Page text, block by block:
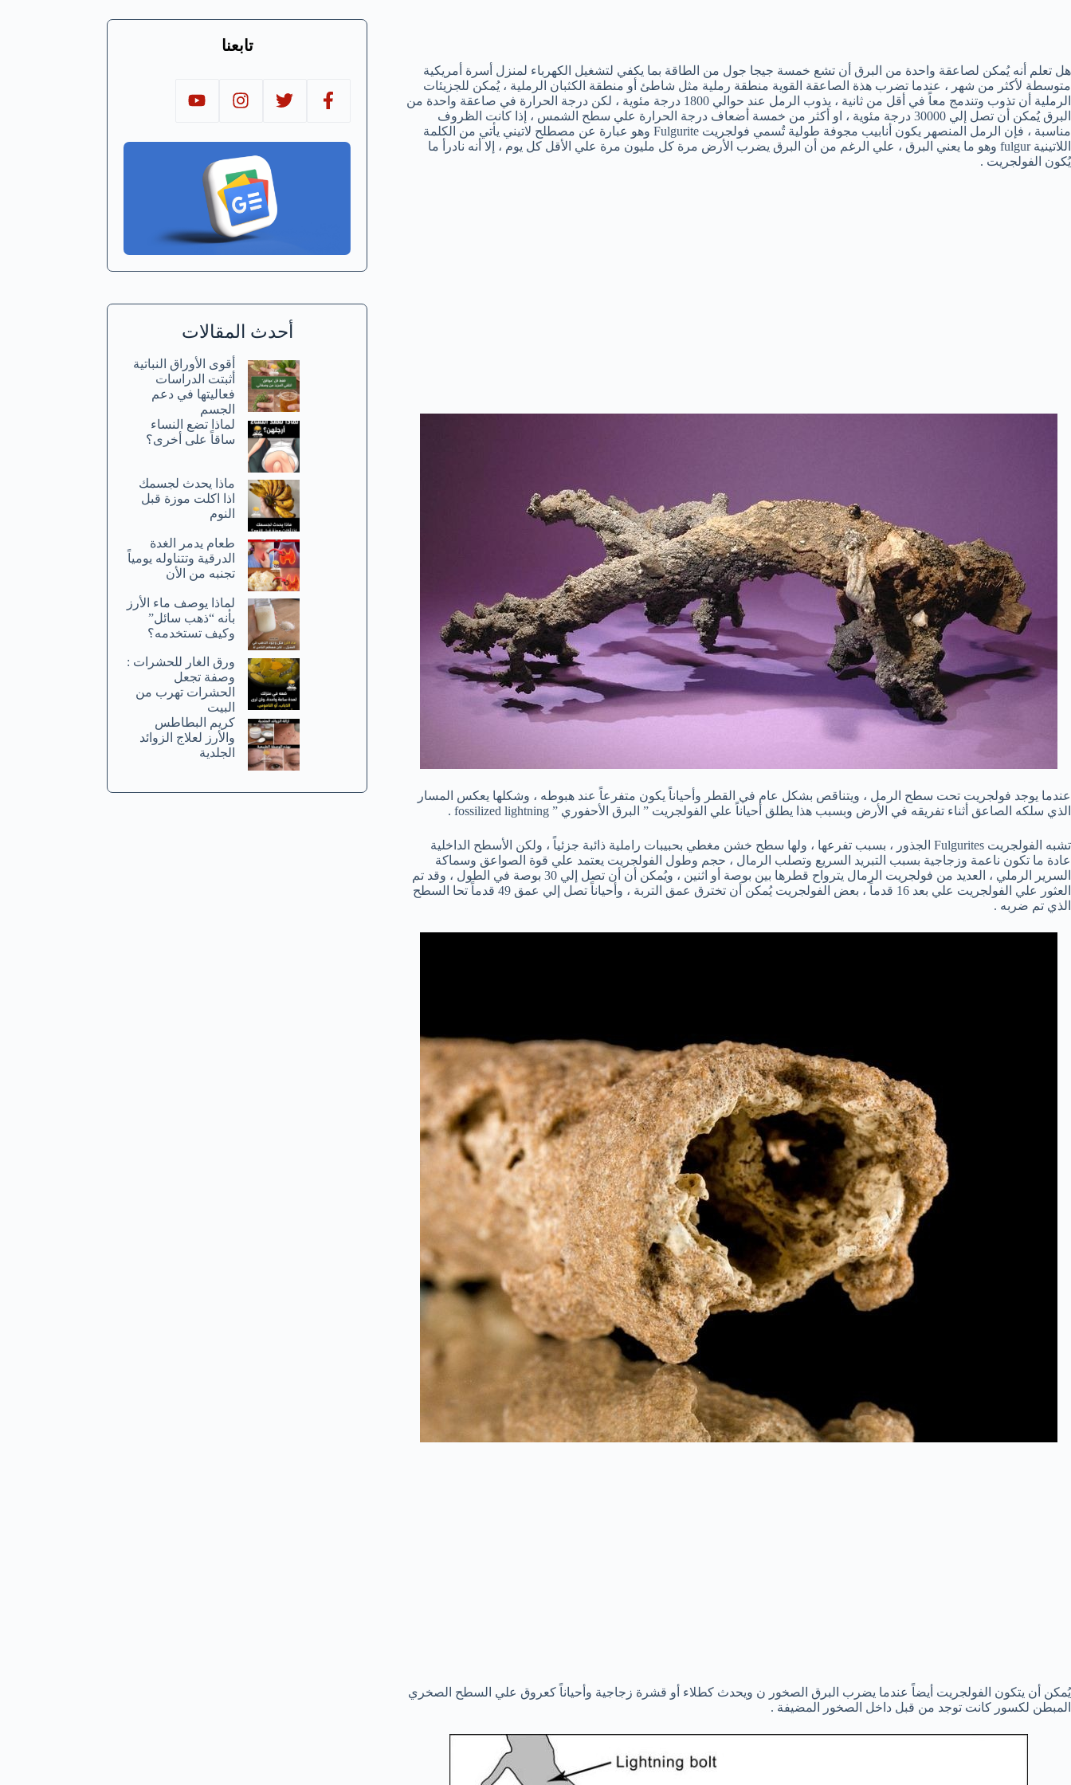
هل تعلم أنه يُمكن لصاعقة واحدة من البرق أن تشع خمسة جيجا جول من الطاقة بما يكفي لتشغيل الكهرباء لمنزل أسرة أمريكية
متوسطة لأكثر من شهر ، عندما تضرب هذة الصاعقة القوية منطقة رملية مثل شاطئ أو منطقة الكثبان الرملية ، يُمكن للجزيئات
الرملية أن تذوب وتندمج معاً في أقل من ثانية ، يذوب الرمل عند حوالي 1800 درجة مئوية ، لكن درجة الحرارة في صاعقة واحدة من
البرق يُمكن أن تصل إلي 30000 درجة مئوية ، او أكثر من خمسة أضعاف درجة الحرارة علي سطح الشمس ، إذا كانت الظروف
مناسبة ، فإن الرمل المنصهر يكون أنابيب مجوفة طولية تُسمي فولجريت Fulgurite وهو عبارة عن مصطلح لاتيني يأتي من الكلمة
اللاتينية fulgur وهو ما يعني البرق ، علي الرغم من أن البرق يضرب الأرض مرة كل مليون مرة علي الأقل كل يوم ، إلا أنه نادرأ ما
يُكون الفولجريت .
عندما يوجد فولجريت تحت سطح الرمل ، ويتناقص بشكل عام في القطر وأحياناً يكون متفرعاً عند هبوطه ، وشكلها يعكس المسار
الذي سلكه الصاعق أثناء تفريقه في الأرض وبسبب هذا يطلق أحياناً علي الفولجريت ” البرق الأحفوري ” fossilized lightning .
تشبه الفولجريت Fulgurites الجذور ، بسبب تفرعها ، ولها سطح خشن مغطي بحبيبات راملية ذائبة جزئياً ، ولكن الأسطح الداخلية
عادة ما تكون ناعمة وزجاجية بسبب التبريد السريع وتصلب الرمال ، حجم وطول الفولجريت يعتمد علي قوة الصواعق وسماكة
السرير الرملي ، العديد من فولجريت الرمال يترواح قطرها بين بوصة أو اثنين ، ويُمكن أن أن تصل إلي 30 بوصة في الطول ، وقد تم
العثور علي الفولجريت علي بعد 16 قدماً ، بعض الفولجريت يُمكن أن تخترق عمق التربة ، وأحياناً تصل إلي عمق 49 قدماً تحا السطح
الذي تم ضربه .
يُمكن أن يتكون الفولجريت أيضاً عندما يضرب البرق الصخور ن ويحدث كطلاء أو قشرة زجاجية وأحياناً كعروق علي السطح الصخري
المبطن لكسور كانت توجد من قبل داخل الصخور المضيفة .
تابعنا
أحدث المقالات
أقوى الأوراق النباتية
أثبتت الدراسات
فعاليتها في دعم
الجسم
لماذا تضع النساء
ساقاً على أخرى؟
ماذا يحدث لجسمك
اذا اكلت موزة قبل
النوم
طعام يدمر الغدة
الدرقية وتتناوله يومياً
تجنبه من الأن
لماذا يوصف ماء الأرز
بأنه “ذهب سائل”
وكيف تستخدمه؟
ورق الغار للحشرات :
وصفة تجعل
الحشرات تهرب من
البيت
كريم البطاطس
والأرز لعلاج الزوائد
الجلدية